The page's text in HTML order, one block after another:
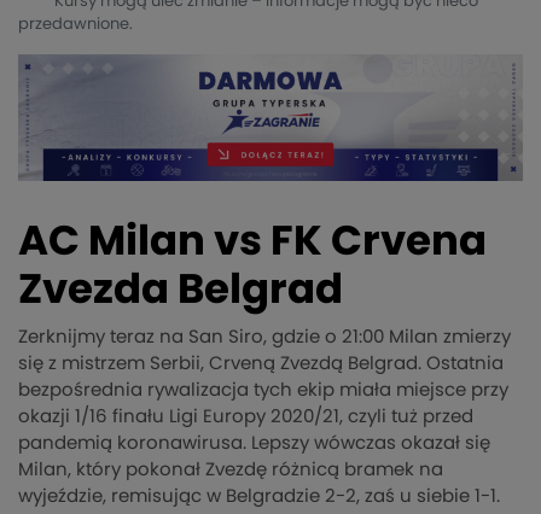
przedawnione.
AC Milan vs FK Crvena
Zvezda Belgrad
Zerknijmy teraz na San Siro, gdzie o 21:00 Milan zmierzy
się z mistrzem Serbii, Crveną Zvezdą Belgrad. Ostatnia
bezpośrednia rywalizacja tych ekip miała miejsce przy
okazji 1/16 finału Ligi Europy 2020/21, czyli tuż przed
pandemią koronawirusa. Lepszy wówczas okazał się
Milan, który pokonał Zvezdę różnicą bramek na
wyjeździe, remisując w Belgradzie 2-2, zaś u siebie 1-1.